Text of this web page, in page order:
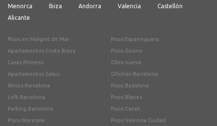
Menorca
Ibiza Andorra Valencia
Castellón
Alicante
Pisos en Malgrat de Mar
Apartamentos Costa Brava
Casas Pirineos
Apartamentos Salou
Áticos Barcelona
Loft Barcelona
Parking Barcelona
Pisos Maresme
Pisos Esparreguera
Pisos Girona
Obra nueva
Oficinas Barcelona
Pisos Badalona
Pisos Blanes
Pisos Canet
Pisos Valencia Ciudad